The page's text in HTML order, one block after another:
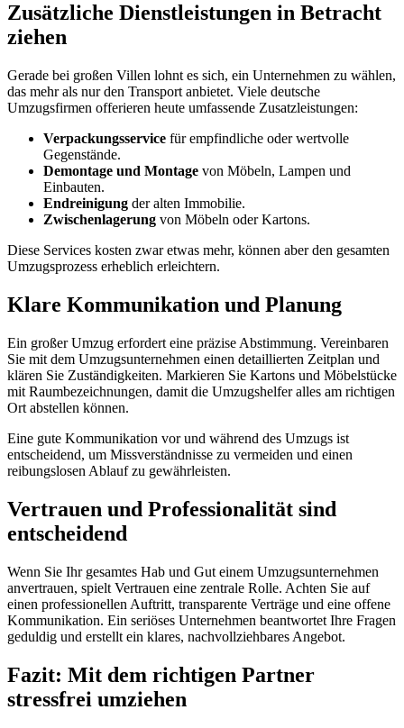
Zusätzliche Dienstleistungen in Betracht
ziehen
Gerade bei großen Villen lohnt es sich, ein Unternehmen zu wählen,
das mehr als nur den Transport anbietet. Viele deutsche
Umzugsfirmen offerieren heute umfassende Zusatzleistungen:
Verpackungsservice für empfindliche oder wertvolle
Gegenstände.
Demontage und Montage von Möbeln, Lampen und
Einbauten.
Endreinigung der alten Immobilie.
Zwischenlagerung von Möbeln oder Kartons.
Diese Services kosten zwar etwas mehr, können aber den gesamten
Umzugsprozess erheblich erleichtern.
Klare Kommunikation und Planung
Ein großer Umzug erfordert eine präzise Abstimmung. Vereinbaren
Sie mit dem Umzugsunternehmen einen detaillierten Zeitplan und
klären Sie Zuständigkeiten. Markieren Sie Kartons und Möbelstücke
mit Raumbezeichnungen, damit die Umzugshelfer alles am richtigen
Ort abstellen können.
Eine gute Kommunikation vor und während des Umzugs ist
entscheidend, um Missverständnisse zu vermeiden und einen
reibungslosen Ablauf zu gewährleisten.
Vertrauen und Professionalität sind
entscheidend
Wenn Sie Ihr gesamtes Hab und Gut einem Umzugsunternehmen
anvertrauen, spielt Vertrauen eine zentrale Rolle. Achten Sie auf
einen professionellen Auftritt, transparente Verträge und eine offene
Kommunikation. Ein seriöses Unternehmen beantwortet Ihre Fragen
geduldig und erstellt ein klares, nachvollziehbares Angebot.
Fazit: Mit dem richtigen Partner
stressfrei umziehen